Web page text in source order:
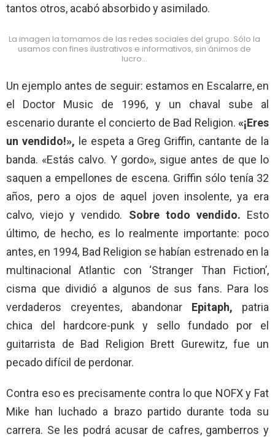
tantos otros, acabó absorbido y asimilado.
La imagen la tomamos de las redes sociales del grupo. Sólo la
usamos con fines ilustrativos e informativos, sin ánimos de
lucro…
Un ejemplo antes de seguir: estamos en Escalarre, en
el Doctor Music de 1996, y un chaval sube al
escenario durante el concierto de Bad Religion. «¡Eres
un vendido!», le espeta a Greg Griffin, cantante de la
banda. «Estás calvo. Y gordo», sigue antes de que lo
saquen a empellones de escena. Griffin sólo tenía 32
años, pero a ojos de aquel joven insolente, ya era
calvo, viejo y vendido. Sobre todo vendido. Esto
último, de hecho, es lo realmente importante: poco
antes, en 1994, Bad Religion se habían estrenado en la
multinacional Atlantic con ‘Stranger Than Fiction’,
cisma que dividió a algunos de sus fans. Para los
verdaderos creyentes, abandonar Epitaph, patria
chica del hardcore-punk y sello fundado por el
guitarrista de Bad Religion Brett Gurewitz, fue un
pecado difícil de perdonar.
Contra eso es precisamente contra lo que NOFX y Fat
Mike han luchado a brazo partido durante toda su
carrera. Se les podrá acusar de cafres, gamberros y